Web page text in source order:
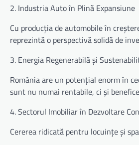
2. Industria Auto în Plină Expansiune
Cu producția de automobile în
reprezintă o perspectivă solidă de
3. Energia Regenerabilă și
România are un potențial enorm în
sunt nu numai rentabile, ci și
4. Sectorul Imobiliar în Dezvoltare
Cererea ridicată pentru locuințe și